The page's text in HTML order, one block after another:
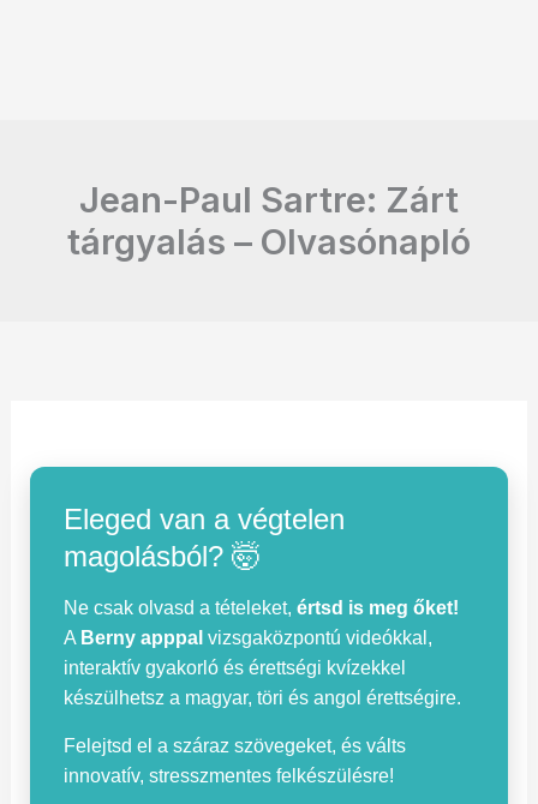
Jean-Paul Sartre: Zárt
tárgyalás – Olvasónapló
Eleged van a végtelen
magolásból? 🤯
Ne csak olvasd a tételeket,értsd is meg őket!
A Berny apppal vizsgaközpontú videókkal,
interaktív gyakorló és érettségi kvízekkel
készülhetsz a magyar, töri és angol érettségire.
Felejtsd el a száraz szövegeket, és válts
innovatív, stresszmentes felkészülésre!